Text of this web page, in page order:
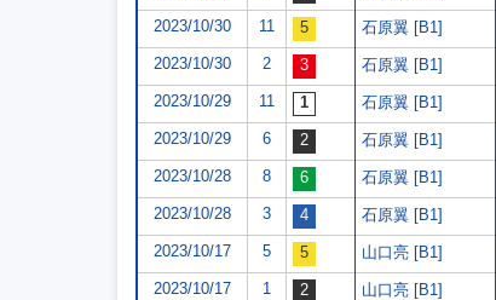
2023/10/30 11 石原翼 [B1]
2023/10/30 2 石原翼 [B1]
2023/10/29 11 石原翼 [B1]
2023/10/29 6 石原翼 [B1]
2023/10/28 8 石原翼 [B1]
2023/10/28 3 石原翼 [B1]
2023/10/17 5 山口亮 [B1]
2023/10/17 1 山口亮 [B1]